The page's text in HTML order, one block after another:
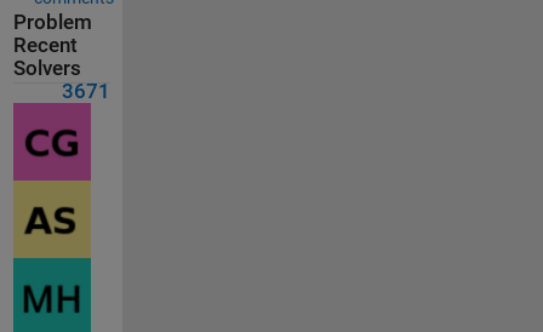
Problem
Recent
Solvers
3671